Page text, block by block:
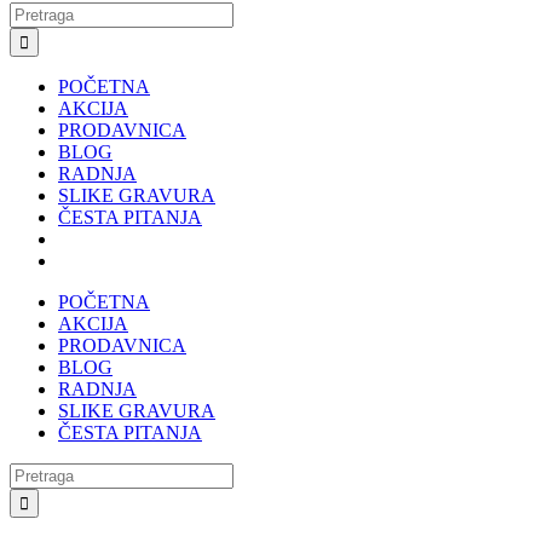
Search
for:
POČETNA
AKCIJA
PRODAVNICA
BLOG
RADNJA
SLIKE GRAVURA
ČESTA PITANJA
POČETNA
AKCIJA
PRODAVNICA
BLOG
RADNJA
SLIKE GRAVURA
ČESTA PITANJA
Search
for: